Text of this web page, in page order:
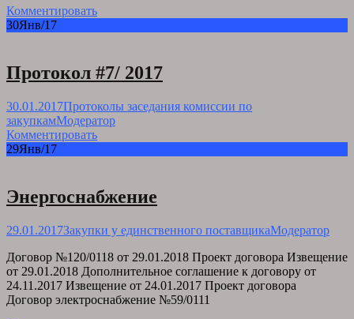
Комментировать
30Янв/17
Протокол #7/ 2017
30.01.2017Протоколы заседания комиссии по
закупкамМодератор
Комментировать
29Янв/17
Энергоснабжение
29.01.2017Закупки у единственного поставщикаМодератор
Договор №120/0118 от 29.01.2018 Проект договора Извещение
от 29.01.2018 Дополнительное соглашение к договору от
24.11.2017 Извещение от 24.01.2017 Проект договора
Договор электроснабжение №59/0111